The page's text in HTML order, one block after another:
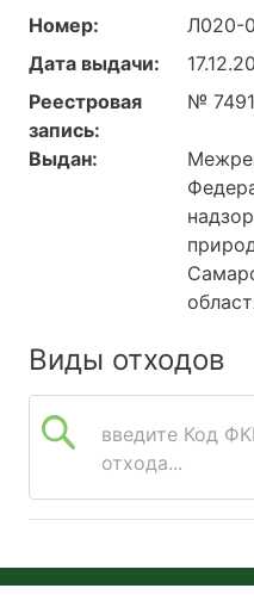
Номер:
Л020-
Дата выдачи:
Реестровая
запись:
№
Выдан:
Виды отходов
введите Код
отхода...